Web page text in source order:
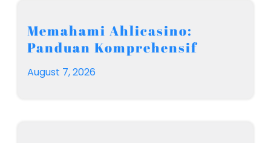
Memahami Ahlicasino:
Panduan Komprehensif
August 7, 2026